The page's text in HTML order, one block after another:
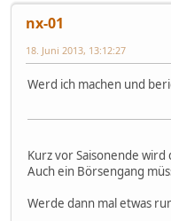
nx-01
18. Juni 2013, 13:12:27
Werd ich machen und
Kurz vor Saisonende
Auch ein Börsengang
Werde dann mal etwas